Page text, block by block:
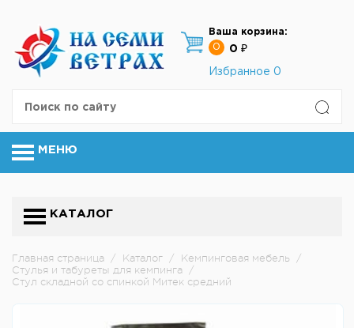
Ваша корзина:
0
0 ₽
Избранное 0
МЕНЮ
КАТАЛОГ
Главная страница / Каталог / Кемпинговая мебель
/
Стулья и табуреты для кемпинга /
Стул складной со спинкой Митек средний